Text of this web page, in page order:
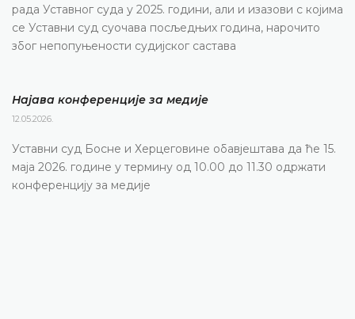
рада Уставног суда у 2025. години, али и изазови с којима
се Уставни суд суочава посљедњих година, нарочито
због непопуњености судијског састава
Најава конференције за медије
12.05.2026.
Уставни суд Босне и Херцеговине обавјештава да ће 15.
маја 2026. године у термину од 10.00 до 11.30 одржати
конференцију за медије